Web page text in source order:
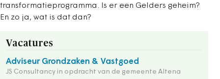
transformatieprogramma. Is er een Gelders geheim?
En zo ja, wat is dat dan?
Vacatures
Adviseur Grondzaken & Vastgoed
JS Consultancy in opdracht van de gemeente Altena